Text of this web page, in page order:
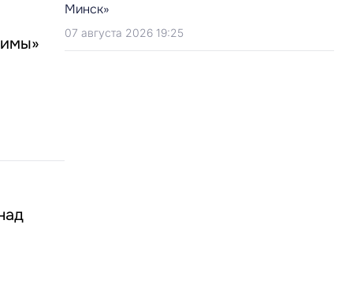
Минск»
07 августа 2026 19:25